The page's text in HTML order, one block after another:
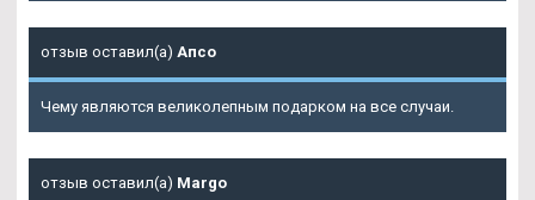
отзыв оставил(а) Апсо
Чему являются великолепным подарком на все случаи.
отзыв оставил(а) Margo